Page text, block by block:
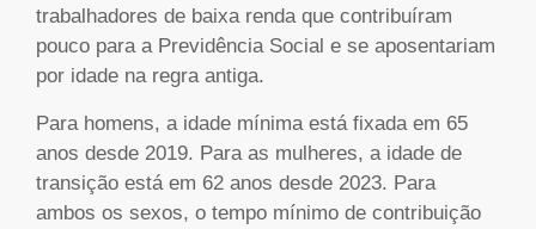
trabalhadores de baixa renda que contribuíram
pouco para a Previdência Social e se aposentariam
por idade na regra antiga.
Para homens, a idade mínima está fixada em 65
anos desde 2019. Para as mulheres, a idade de
transição está em 62 anos desde 2023. Para
ambos os sexos, o tempo mínimo de contribuição